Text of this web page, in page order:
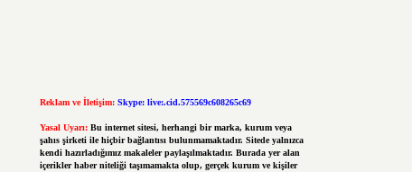
Reklam ve İletişim: Skype: live:.cid.575569c608265c69
Yasal Uyarı: Bu internet sitesi, herhangi bir marka, kurum veya
şahıs şirketi ile hiçbir bağlantısı bulunmamaktadır. Sitede yalnızca
kendi hazırladığımız makaleler paylaşılmaktadır. Burada yer alan
içerikler haber niteliği taşımamakta olup, gerçek kurum ve kişiler